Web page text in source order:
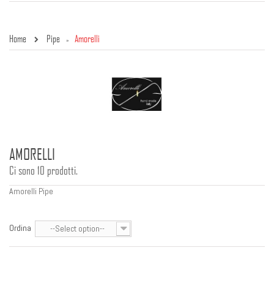
Home Pipe » Amorelli
AMORELLI
Ci sono 10 prodotti.
Amorelli Pipe
Ordina --Select option--